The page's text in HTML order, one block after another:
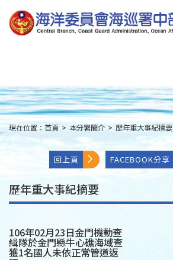
到
主
要
main
content
:::
現在位置： 首頁 > 本分署簡介 > 歷年重大事紀摘要
回上頁 FACEBOOK分享
歷年重大事紀摘要
106年02月23日金門機動查
緝隊於金門縣牛心礁海域查
獲1名國人未依正常管道返